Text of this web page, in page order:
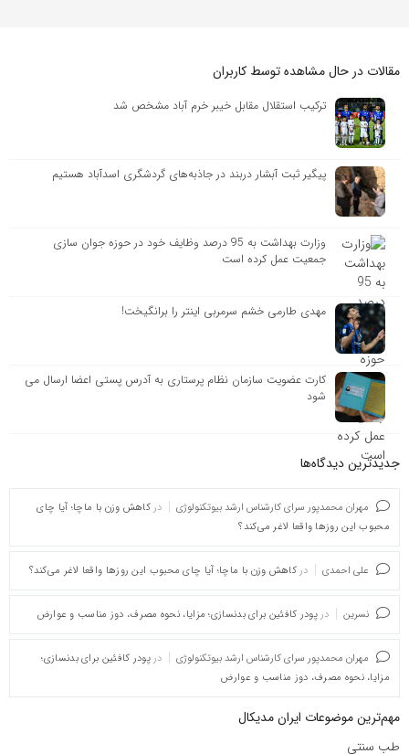
مقالات در حال مشاهده توسط کاربران
ترکیب استقلال مقابل خیبر خرم آباد مشخص شد
پیگیر ثبت آبشار دربند در جاذبه‌های گردشگری اسدآباد هستیم
وزارت بهداشت به 95 درصد وظایف خود در حوزه جوان سازی
جمعیت عمل کرده است
مهدی طارمی خشم سرمربی اینتر را برانگیخت!
کارت عضویت سازمان نظام پرستاری به آدرس پستی اعضا ارسال می
شود
جدیدترین دیدگاه‌‌ها
مهران محمدپور سرای کارشناس ارشد بیوتکنولوژی درکاهش وزن با ماچا؛ آیا چای
محبوب این روزها واقعا لاغر می‌کند؟
علی احمدی درکاهش وزن با ماچا؛ آیا چای محبوب این روزها واقعا لاغر می‌کند؟
نسرین درپودر کافئین برای بدنسازی؛ مزایا، نحوه مصرف، دوز مناسب و عوارض
مهران محمدپور سرای کارشناس ارشد بیوتکنولوژی درپودر کافئین برای بدنسازی؛
مزایا، نحوه مصرف، دوز مناسب و عوارض
مهم‌ترین موضوعات ایران مدیکال
طب سنتی